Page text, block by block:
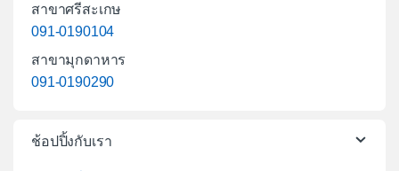
สาขาศรีสะเกษ
091-0190104
สาขามุกดาหาร
091-0190290
ช้อปปิ้งกับเรา